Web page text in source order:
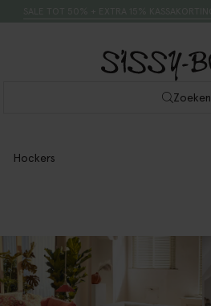
Zoeken
Hockers